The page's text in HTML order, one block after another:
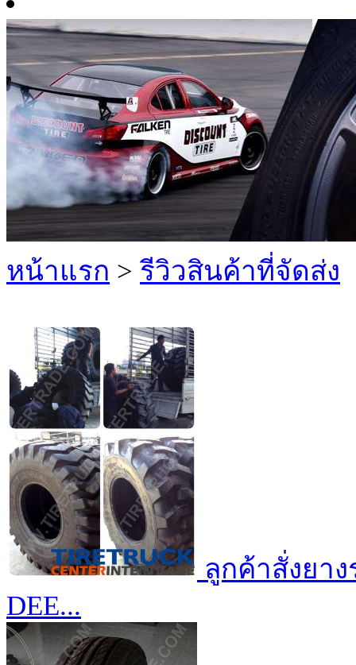
หน้าแรก > รีวิวสินค้าที่จัดส่ง
ลูกค้าสั่งยาง
DEE...